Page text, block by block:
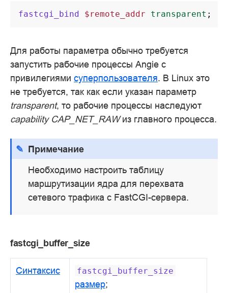
fastcgi_bind $remote_addr transparent ;
Для работы параметра обычно требуется
запустить рабочие процессы Angie с
привилегиями суперпользователя. В Linux это
не требуется, так как если указан параметр
transparent, то рабочие процессы наследуют
capability CAP_NET_RAWиз главного процесса.
Примечание
Необходимо настроить таблицу
маршрутизации ядра для перехвата
сетевого трафика с FastCGI-сервера.
fastcgi_buffer_size
Синтаксис fastcgi_buffer_size
размер;